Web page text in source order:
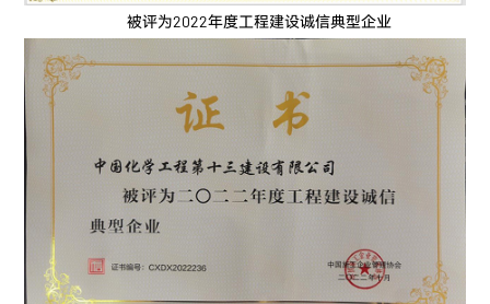
被评为2022年度工程建设诚信典型企业